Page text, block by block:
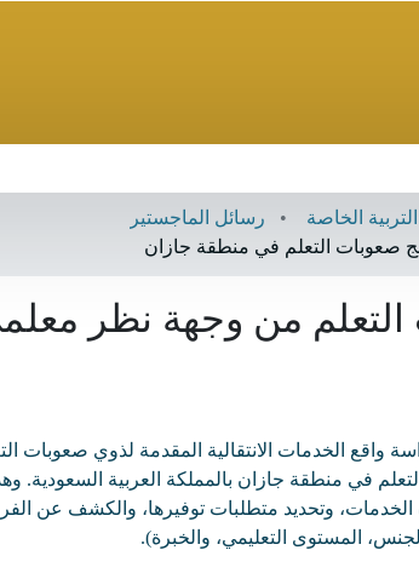
الخاصة
رسائل الماجستير
صعوبات التعلم في منطقة جازان
التعلم من وجهة نظر
واقع الخدمات الانتقالية المقدمة لذوي صعوبات
في منطقة جازان بالمملكة العربية السعودية.
وتحديد متطلبات توفيرها، والكشف عن الفروق
المستوى التعليمي، والخبرة).